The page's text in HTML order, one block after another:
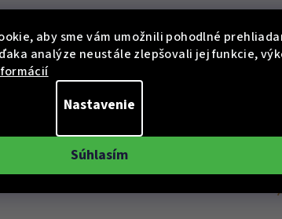
aby sme vám umožnili pohodlné
analýze neustále zlepšovali jej funkcie,
Nastavenie
Súhlasím